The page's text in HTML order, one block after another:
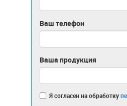
Ваш телефон
Ваша продукция
Я согласен на обработку